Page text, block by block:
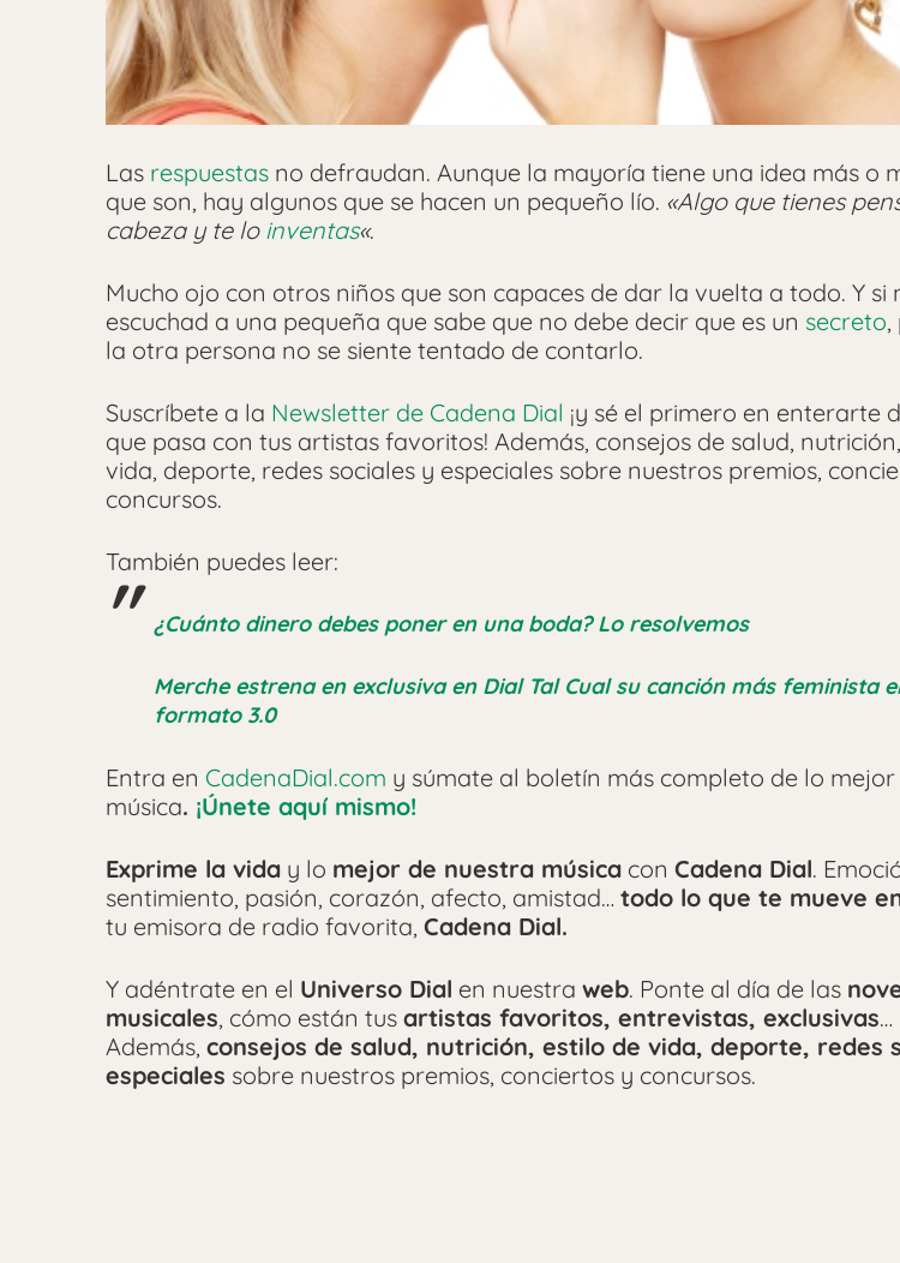
Las respuestas no defraudan. Aunque la mayoría tiene una idea más o
que son, hay algunos que se hacen un pequeño lío. «Algo que tienes
cabeza y te lo inventas«.
Mucho ojo con otros niños que son capaces de dar la vuelta a todo. Y si
escuchad a una pequeña que sabe que no debe decir que es un secreto,
la otra persona no se siente tentado de contarlo.
Suscríbete a la Newsletter de Cadena Dial ¡y sé el primero en enterarte
que pasa con tus artistas favoritos! Además, consejos de salud,
vida, deporte, redes sociales y especiales sobre nuestros premios,
concursos.
También puedes leer:
¿Cuánto dinero debes poner en una boda? Lo resolvemos
Merche estrena en exclusiva en Dial Tal Cual su canción más feminista
formato 3.0
Entra en CadenaDial.com y súmate al boletín más completo de lo
música. ¡Únete aquí mismo!
Exprime la vida y lo mejor de nuestra música con Cadena Dial.
sentimiento, pasión, corazón, afecto, amistad… todo lo que te mueve
tu emisora de radio favorita, Cadena Dial.
Y adéntrate en el Universo Dial en nuestra web. Ponte al día de las
musicales, cómo están tus artistas favoritos, entrevistas, exclusivas…
Además, consejos de salud, nutrición, estilo de vida, deporte, redes
especiales sobre nuestros premios, conciertos y concursos.